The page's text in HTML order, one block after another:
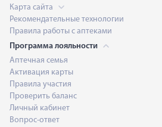
Карта сайта
Рекомендательные технологии
Правила работы с аптеками
Программа лояльности
Аптечная семья
Активация карты
Правила участия
Проверить баланс
Личный кабинет
Вопрос-ответ